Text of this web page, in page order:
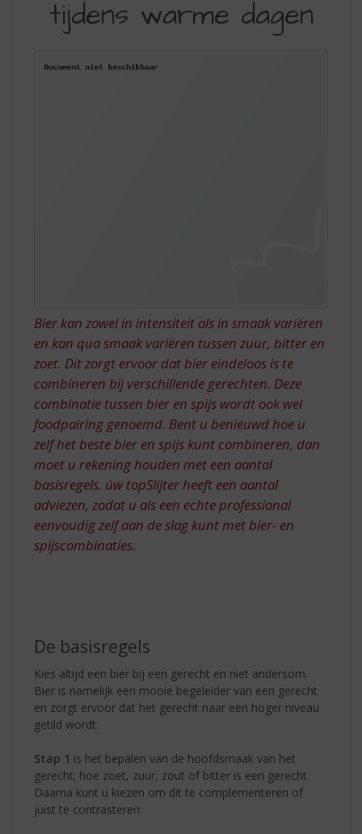
SPIJS:
HEERLIJK
TIJDENS
tijdens warme dagen
Bier kan zowel in intensiteit als in smaak variëren
en kan qua smaak variëren tussen zuur, bitter en
zoet. Dit zorgt ervoor dat bier eindeloos is te
combineren bij verschillende gerechten. Deze
combinatie tussen bier en spijs wordt ook wel
foodpairing genoemd. Bent u benieuwd hoe u
zelf het beste bier en spijs kunt combineren, dan
moet u rekening houden met een aantal
basisregels. úw topSlijter heeft een aantal
adviezen, zodat u als een echte professional
eenvoudig zelf aan de slag kunt met bier- en
spijscombinaties.
De basisregels
Kies altijd een bier bij een gerecht en niet andersom.
Bier is namelijk een mooie begeleider van een gerecht
en zorgt ervoor dat het gerecht naar een hoger niveau
getild wordt.
Stap 1 is het bepalen van de hoofdsmaak van het
gerecht; hoe zoet, zuur, zout of bitter is een gerecht.
Daarna kunt u kiezen om dit te complementeren of
juist te contrasteren: